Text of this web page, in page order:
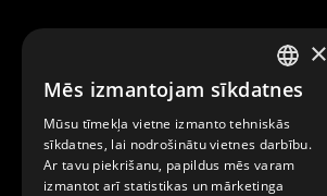
Par Mobilly
Noteikumi un līgumi
LATVIAN
ENGLISH
×
Mēs izmantojam sīkdatnes
Mūsu tīmekļa vietne izmanto tehniskās
sīkdatnes, lai nodrošinātu vietnes darbību.
Ar tavu piekrišanu, papildus mēs varam
izmantot arī statistikas un mārketinga